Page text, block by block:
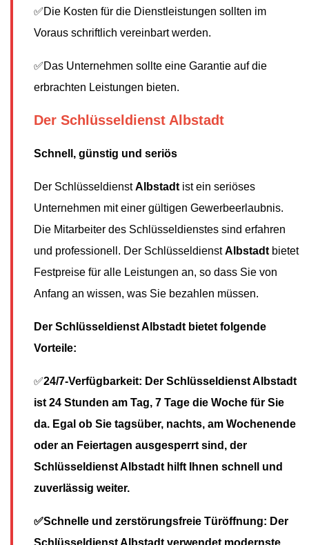
✅Die Kosten für die Dienstleistungen sollten im
Voraus schriftlich vereinbart werden.
✅Das Unternehmen sollte eine Garantie auf die
erbrachten Leistungen bieten.
Der Schlüsseldienst Albstadt
Schnell, günstig und seriös
Der SchlüsseldienstAlbstadt ist ein seriöses
Unternehmen mit einer gültigen Gewerbeerlaubnis.
Die Mitarbeiter des Schlüsseldienstes sind erfahren
und professionell. Der SchlüsseldienstAlbstadt bietet
Festpreise für alle Leistungen an, so dass Sie von
Anfang an wissen, was Sie bezahlen müssen.
Der Schlüsseldienst Albstadt bietet folgende
Vorteile:
✅24/7-Verfügbarkeit: Der Schlüsseldienst Albstadt
ist 24 Stunden am Tag, 7 Tage die Woche für Sie
da. Egal ob Sie tagsüber, nachts, am Wochenende
oder an Feiertagen ausgesperrt sind, der
Schlüsseldienst Albstadt hilft Ihnen schnell und
zuverlässig weiter.
✅Schnelle und zerstörungsfreie Türöffnung: Der